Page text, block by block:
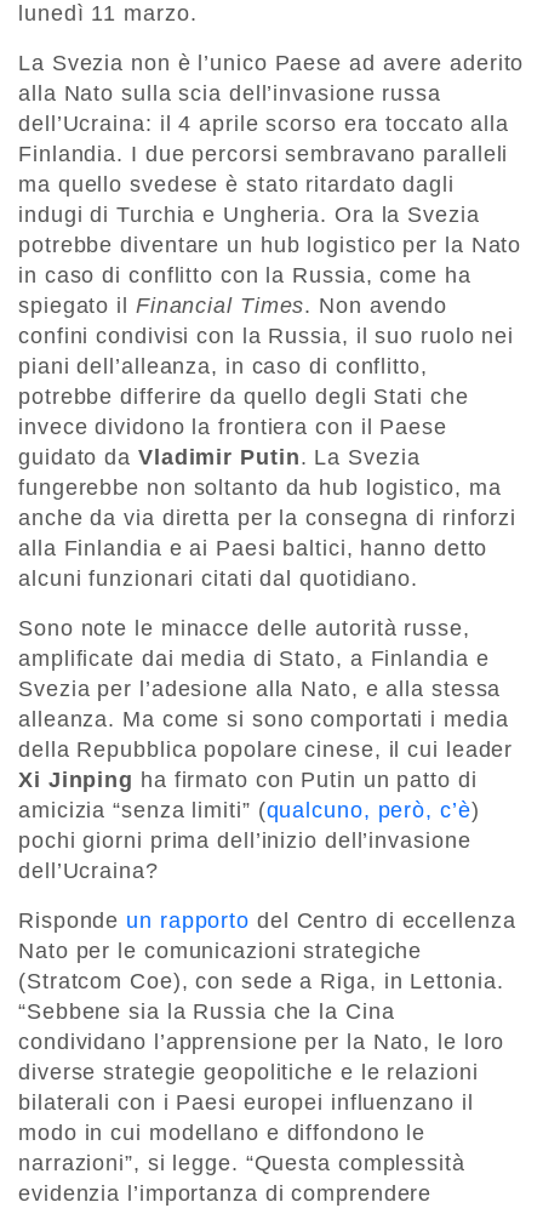
lunedì 11 marzo.
La Svezia non è l’unico Paese ad avere aderito
alla Nato sulla scia dell’invasione russa
dell’Ucraina: il 4 aprile scorso era toccato alla
Finlandia. I due percorsi sembravano paralleli
ma quello svedese è stato ritardato dagli
indugi di Turchia e Ungheria. Ora la Svezia
potrebbe diventare un hub logistico per la Nato
in caso di conflitto con la Russia, come ha
spiegato il Financial Times. Non avendo
confini condivisi con la Russia, il suo ruolo nei
piani dell’alleanza, in caso di conflitto,
potrebbe differire da quello degli Stati che
invece dividono la frontiera con il Paese
guidato da Vladimir Putin. La Svezia
fungerebbe non soltanto da hub logistico, ma
anche da via diretta per la consegna di rinforzi
alla Finlandia e ai Paesi baltici, hanno detto
alcuni funzionari citati dal quotidiano.
Sono note le minacce delle autorità russe,
amplificate dai media di Stato, a Finlandia e
Svezia per l’adesione alla Nato, e alla stessa
alleanza. Ma come si sono comportati i media
della Repubblica popolare cinese, il cui leader
Xi Jinping ha firmato con Putin un patto di
amicizia “senza limiti” (qualcuno, però, c’è)
pochi giorni prima dell’inizio dell’invasione
dell’Ucraina?
Risponde un rapporto del Centro di eccellenza
Nato per le comunicazioni strategiche
(Stratcom Coe), con sede a Riga, in Lettonia.
“Sebbene sia la Russia che la Cina
condividano l’apprensione per la Nato, le loro
diverse strategie geopolitiche e le relazioni
bilaterali con i Paesi europei influenzano il
modo in cui modellano e diffondono le
narrazioni”, si legge. “Questa complessità
evidenzia l’importanza di comprendere